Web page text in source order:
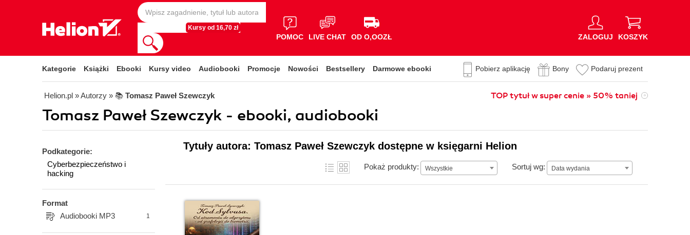
Kursy od 16,70 zł
POMOC LIVE CHAT OD O,OOZŁ ZALOGUJ KOSZYK
Kategorie Książki Ebooki Kursy video Audiobooki Promocje Nowości Bestsellery Darmowe ebooki Pobierz aplikację Bony Podaruj prezent
Helion.pl » Autorzy » 📚 Tomasz Paweł Szewczyk TOP tytuł w super cenie » 50% taniej
Tomasz Paweł Szewczyk - ebooki, audiobooki
Podkategorie:
Cyberbezpieczeństwo i
hacking
Format
Audiobooki MP3
1
Tytuły autora: Tomasz Paweł Szewczyk dostępne w księgarni Helion
Pokaż produkty: Wszystkie Sortuj wg: Data wydania
Data wydania